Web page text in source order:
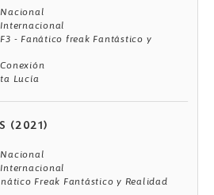
- Fanático freak Fantástico y
Lucía
(2021)
Freak Fantástico y Realidad